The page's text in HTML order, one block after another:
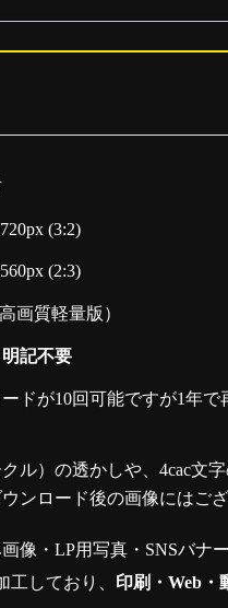
(3:2)
(2:3)
画質軽量版）
記不要
ドが10回可能ですが1年
ル）の透かしや、4cac文
ンロード後の画像にはござ
像・LP用写真・SNSバ
しており、 印刷・Web・